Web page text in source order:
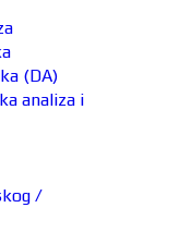
(DA)
analiza i
/